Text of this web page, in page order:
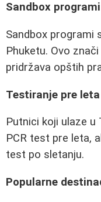
Sandbox programi
Sandbox programi
Phuketu. Ovo
pridržava opštih
Testiranje pre leta
Putnici koji ulaze u
PCR test pre leta,
test po sletanju.
Popularne